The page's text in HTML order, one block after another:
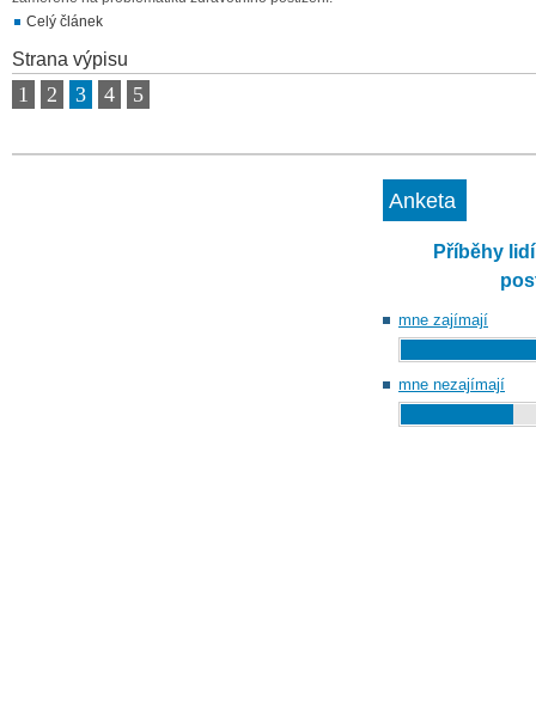
Celý článek
Strana výpisu
1 2 3 4 5
Anketa
Příběhy
mne zajímají
mne nezajímají